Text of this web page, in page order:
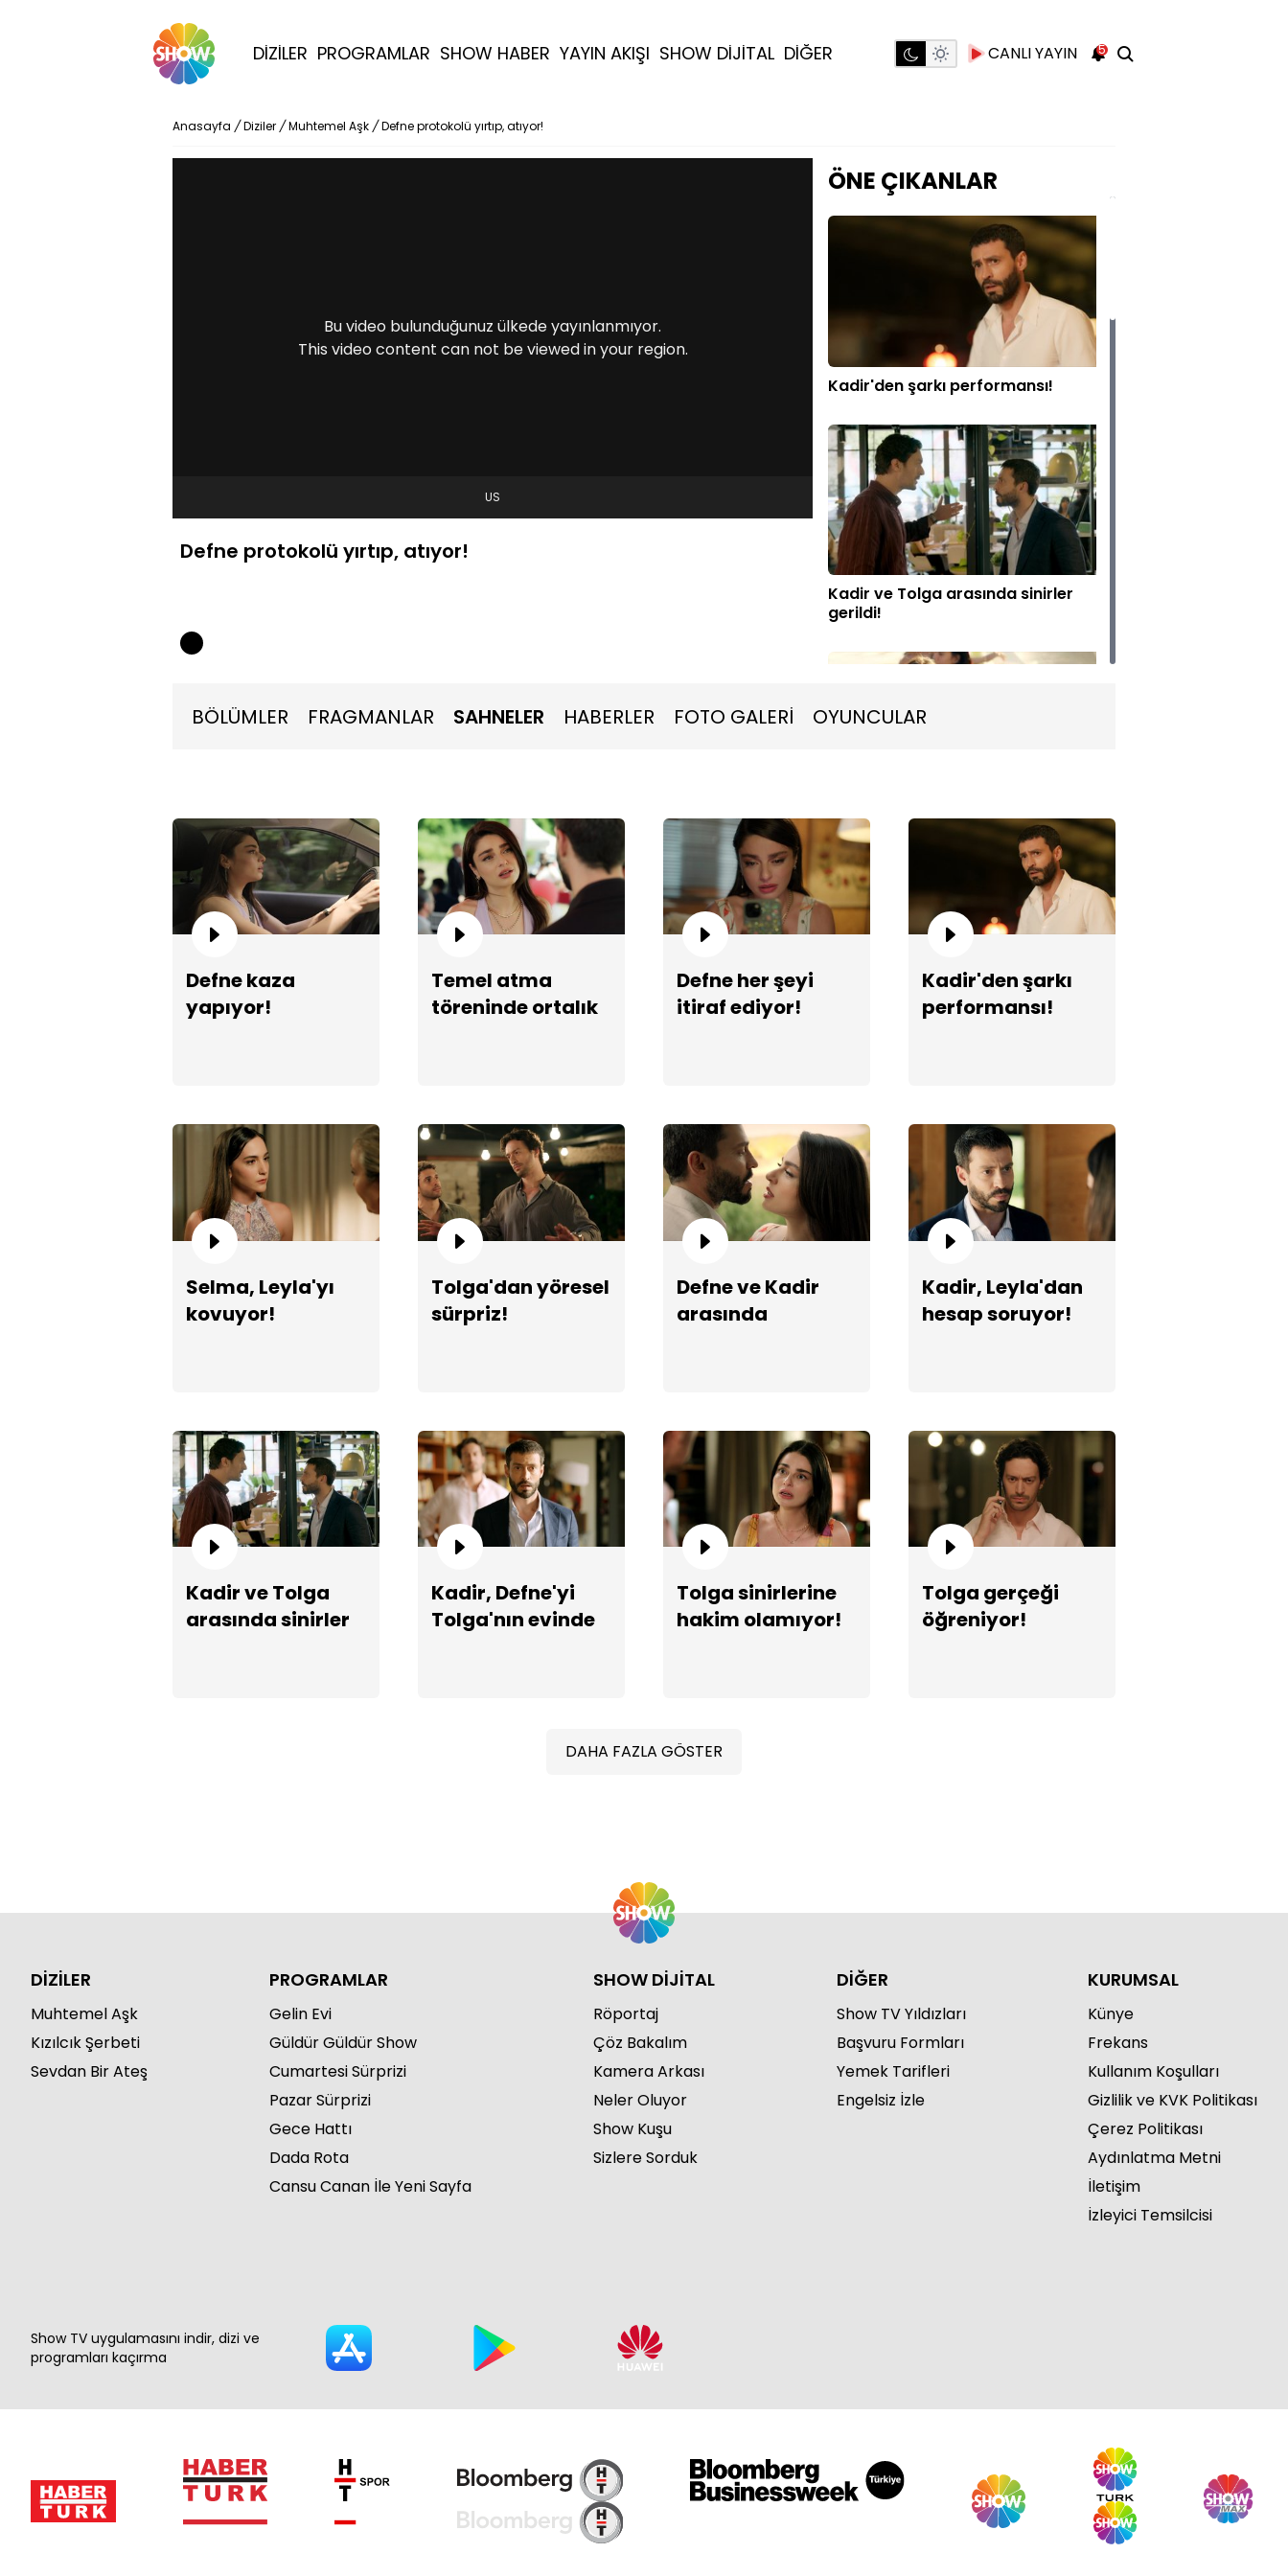
DİZİLER PROGRAMLAR SHOW HABER YAYIN AKIŞI SHOW DİJİTAL DİĞER CANLI YAYIN 5
Anasayfa / Diziler / Muhtemel Aşk / Defne protokolü yırtıp, atıyor!
Bu video bulunduğunuz ülkede yayınlanmıyor.
This video content can not be viewed in your region.
US
Defne protokolü yırtıp, atıyor!
ÖNE ÇIKANLAR
Kadir'den şarkı performansı!
Kadir ve Tolga arasında sinirler
gerildi!
Defne'yi havuzda gören Kadir
sinirleniyor!
"Biz Bursa'ya dönelim, evimize!"
BÖLÜMLER FRAGMANLAR SAHNELER HABERLER FOTO GALERİ OYUNCULAR
Defne kaza
yapıyor!
Temel atma
töreninde ortalık
Defne her şeyi
itiraf ediyor!
Kadir'den şarkı
performansı!
Selma, Leyla'yı
kovuyor!
Tolga'dan yöresel
sürpriz!
Defne ve Kadir
arasında
Kadir, Leyla'dan
hesap soruyor!
Kadir ve Tolga
arasında sinirler
Kadir, Defne'yi
Tolga'nın evinde
Tolga sinirlerine
hakim olamıyor!
Tolga gerçeği
öğreniyor!
DAHA FAZLA GÖSTER
DİZİLER
Muhtemel Aşk
Kızılcık Şerbeti
Sevdan Bir Ateş
PROGRAMLAR
Gelin Evi
Güldür Güldür Show
Cumartesi Sürprizi
Pazar Sürprizi
Gece Hattı
Dada Rota
Cansu Canan İle Yeni Sayfa
SHOW DİJİTAL
Röportaj
Çöz Bakalım
Kamera Arkası
Neler Oluyor
Show Kuşu
Sizlere Sorduk
DİĞER
Show TV Yıldızları
Başvuru Formları
Yemek Tarifleri
Engelsiz İzle
KURUMSAL
Künye
Frekans
Kullanım Koşulları
Gizlilik ve KVK Politikası
Çerez Politikası
Aydınlatma Metni
İletişim
İzleyici Temsilcisi
Show TV uygulamasını indir, dizi ve
programları kaçırma